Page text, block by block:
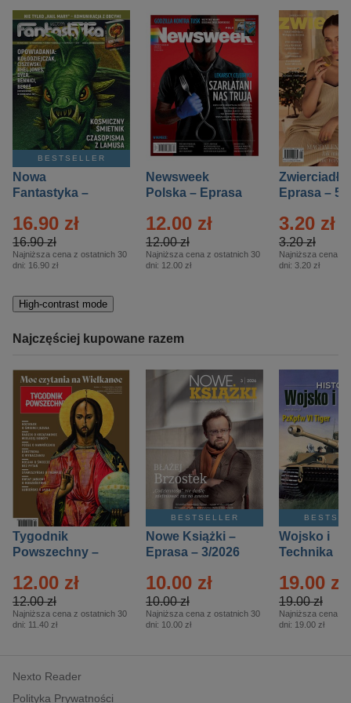
BESTSELLER
Nowa
Fantastyka –
16.90 zł
16.90 zł
Najniższa cena z ostatnich 30
dni: 16.90 zł
Newsweek
Polska – Eprasa
12.00 zł
12.00 zł
Najniższa cena z ostatnich 30
dni: 12.00 zł
Zwierciadło
Eprasa – 5/
3.20 zł
3.20 zł
Najniższa cena z
dni: 3.20 zł
High-contrast mode
Najczęściej kupowane razem
Tygodnik
Powszechny –
12.00 zł
12.00 zł
Najniższa cena z ostatnich 30
dni: 11.40 zł
BESTSELLER
Nowe Książki –
Eprasa – 3/2026
10.00 zł
10.00 zł
Najniższa cena z ostatnich 30
dni: 10.00 zł
Wojsko i
Technika
– 2/2026
19.00 zł
19.00 zł
Najniższa cena z
dni: 19.00 zł
Nexto Reader
Polityka Prywatności